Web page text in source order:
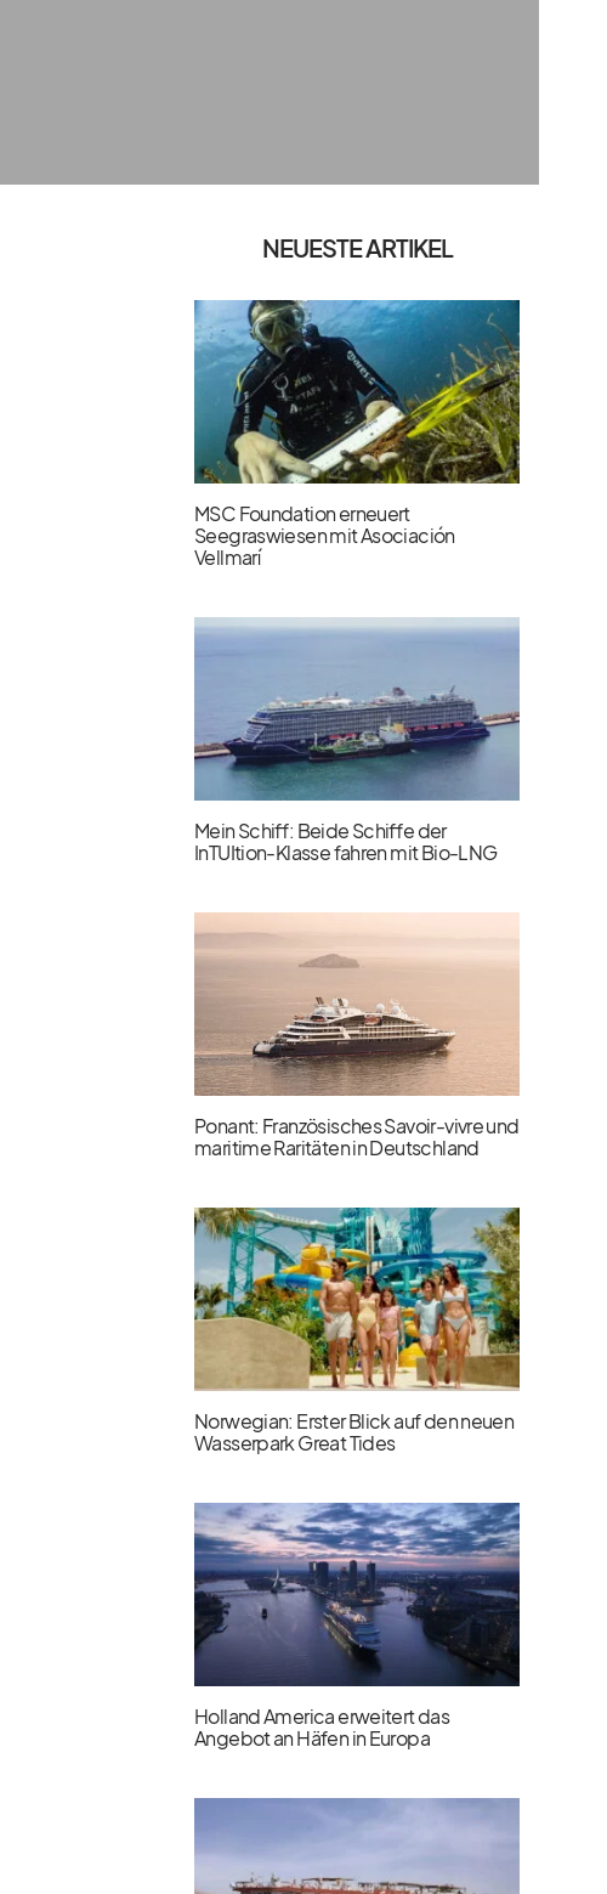
NEUESTE ARTIKEL
MSC Foundation erneuert
Seegraswiesen mit Asociación
Vellmarí
Mein Schiff: Beide Schiffe der
InTUItion-Klasse fahren mit Bio-LNG
Ponant: Französisches Savoir-vivre und
maritime Raritäten in Deutschland
Norwegian: Erster Blick auf den neuen
Wasserpark Great Tides
Holland America erweitert das
Angebot an Häfen in Europa